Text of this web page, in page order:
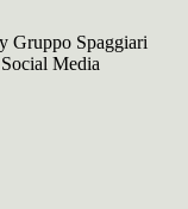
Gruppo Spaggiari
Media